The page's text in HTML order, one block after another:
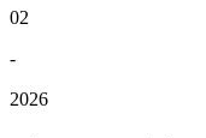
02
-
2026